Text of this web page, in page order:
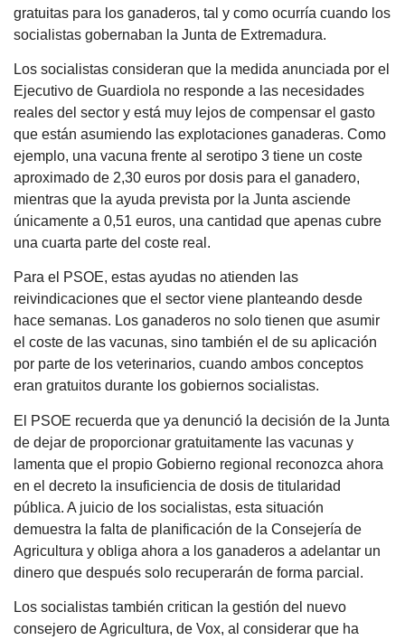
gratuitas para los ganaderos, tal y como ocurría cuando los
socialistas gobernaban la Junta de Extremadura.
Los socialistas consideran que la medida anunciada por el
Ejecutivo de Guardiola no responde a las necesidades
reales del sector y está muy lejos de compensar el gasto
que están asumiendo las explotaciones ganaderas. Como
ejemplo, una vacuna frente al serotipo 3 tiene un coste
aproximado de 2,30 euros por dosis para el ganadero,
mientras que la ayuda prevista por la Junta asciende
únicamente a 0,51 euros, una cantidad que apenas cubre
una cuarta parte del coste real.
Para el PSOE, estas ayudas no atienden las
reivindicaciones que el sector viene planteando desde
hace semanas. Los ganaderos no solo tienen que asumir
el coste de las vacunas, sino también el de su aplicación
por parte de los veterinarios, cuando ambos conceptos
eran gratuitos durante los gobiernos socialistas.
El PSOE recuerda que ya denunció la decisión de la Junta
de dejar de proporcionar gratuitamente las vacunas y
lamenta que el propio Gobierno regional reconozca ahora
en el decreto la insuficiencia de dosis de titularidad
pública. A juicio de los socialistas, esta situación
demuestra la falta de planificación de la Consejería de
Agricultura y obliga ahora a los ganaderos a adelantar un
dinero que después solo recuperarán de forma parcial.
Los socialistas también critican la gestión del nuevo
consejero de Agricultura, de Vox, al considerar que ha